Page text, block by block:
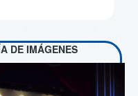
DE IMÁGENES